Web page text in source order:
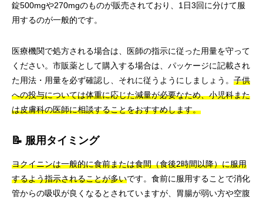
錠500mgや270mgのものが販売されており、1日3回に分けて服
用するのが一般的です。
医療機関で処方される場合は、医師の指示に従った用量を守って
ください。市販薬として購入する場合は、パッケージに記載され
た用法・用量を必ず確認し、それに従うようにしましょう。 子供
への投与については体重に応じた減量が必要なため、小児科また
は皮膚科の医師に相談することをおすすめします。
📝 服用タイミング
ヨクイニンは一般的に食前または食間（食後2時間以降）に服用
するよう指示されることが多いです。食前に服用することで消化
管からの吸収が良くなるとされていますが、胃腸が弱い方や空腹